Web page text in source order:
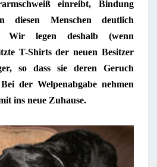
einreibt, Bindung
diesen Menschen deutlich
Wir legen deshalb (wenn
T-Shirts der neuen Besitzer
so dass sie deren Geruch
der Welpenabgabe nehmen
ins neue Zuhause.